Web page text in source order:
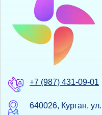
+7 (987) 431-09-01
640026, Курган,